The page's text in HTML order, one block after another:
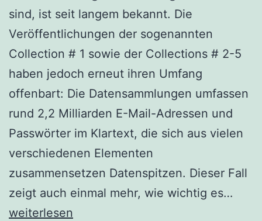
sind, ist seit langem bekannt. Die
Veröffentlichungen der sogenannten
Collection # 1 sowie der Collections # 2-5
haben jedoch erneut ihren Umfang
offenbart: Die Datensammlungen umfassen
rund 2,2 Milliarden E-Mail-Adressen und
Passwörter im Klartext, die sich aus vielen
verschiedenen Elementen
zusammensetzen Datenspitzen. Dieser Fall
zeigt auch einmal mehr, wie wichtig es…
weiterlesen